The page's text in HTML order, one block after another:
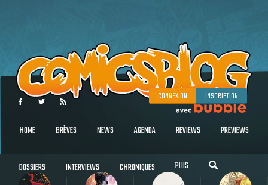
CONNEXION INSCRIPTION
HOME BRÈVES NEWS AGENDA REVIEWS PREVIEWS
DOSSIERS INTERVIEWS CHRONIQUES PLUS